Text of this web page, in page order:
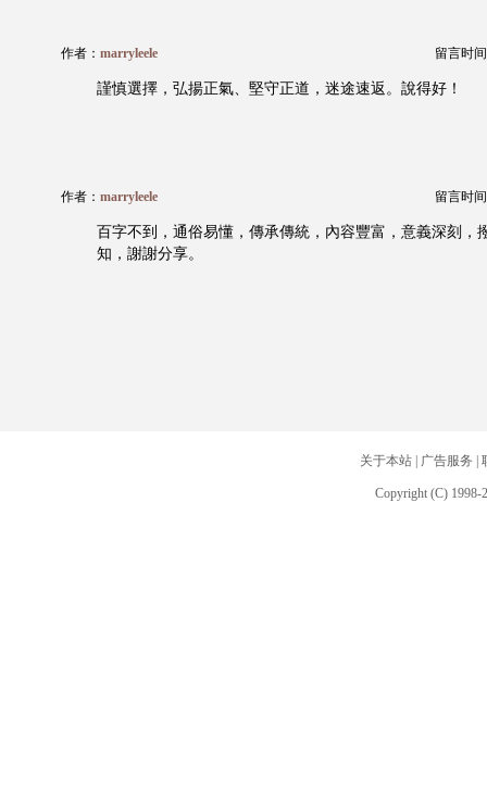
作者： marryleele 留言时
謹慎選擇，弘揚正氣、堅守正道，迷途速返。說得好！
作者： marryleele 留言时
百字不到，通俗易懂，傳承傳統，內容豐富，意義深刻，
知，謝謝分享。
关于本站| 广告服务
Copyright (C) 1998-